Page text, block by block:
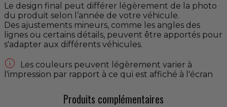
Le design final peut différer légèrement de la photo
du produit selon l’année de votre véhicule.
Des ajustements mineurs, comme les angles des
lignes ou certains détails, peuvent être apportés pour
s'adapter aux différents véhicules.

Les couleurs peuvent légèrement varier à
l'impression par rapport à ce qui est affiché à l'écran
Produits complémentaires